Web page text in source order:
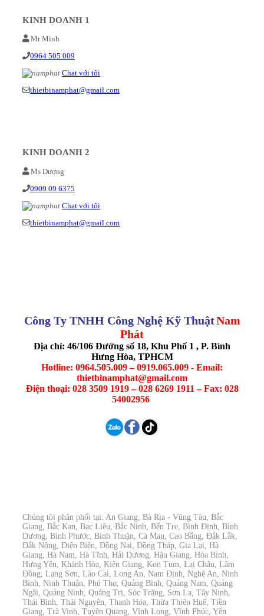
KINH DOANH 1
Mr Minh
0964 505 009
Chat với tôi
thietbinamphat@gmail.com
KINH DOANH 2
Ms Dương
0909 09 6375
Chat với tôi
thietbinamphat@gmail.com
Công Ty TNHH Công Nghệ Kỹ ThuậtNam
Phát
Địa chỉ: 46/106 Đường số 18, Khu Phố 1 , P. Bình
Hưng Hòa, TPHCM
Hotline: 0964.505.009 – 0919.065.009 - Email:
thietbinamphat@gmail.com
Điện thoại: 028 3509 1919 – 028 6269 1911 – Fax: 028
54002956
Chúng tôi phân phối tại: An Giang, Bà Rịa - Vũng Tàu, Bắc
Giang, Bắc Kạn, Bạc Liêu, Bắc Ninh, Bến Tre, Bình Định, Bình
Dương, Bình Phước, Bình Thuận, Cà Mau, Cao Bằng, Đắk Lắk,
Đắk Nông, Điện Biên, Đồng Nai, Đồng Tháp, Gia Lai, Hà
Giang, Hà Nam, Hà Tĩnh, Hải Dương, Hậu Giang, Hòa Bình,
Hưng Yên, Khánh Hòa, Kiên Giang, Kon Tum, Lai Châu, Lâm
Đồng, Lạng Sơn, Lào Cai, Long An, Nam Định, Nghệ An, Ninh
Bình, Ninh Thuận, Phú Thọ, Quảng Bình, Quảng Nam, Quảng
Ngãi, Quảng Ninh, Quảng Trị, Sóc Trăng, Sơn La, Tây Ninh,
Thái Bình, Thái Nguyên, Thanh Hóa, Thừa Thiên Huế, Tiền
Giang, Trà Vinh, Tuyên Quang, Vĩnh Long, Vĩnh Phúc, Yên